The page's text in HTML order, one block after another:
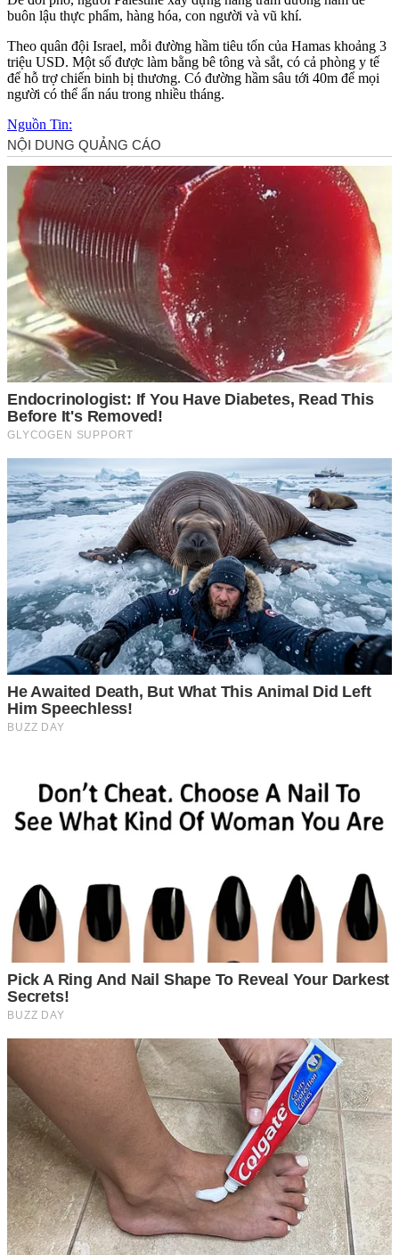
buôn lậu thực phẩm, hàng hóa, con người và vũ khí.
Theo quân đội Israel, mỗi đường hầm tiêu tốn của Hamas khoảng 3
triệu USD. Một số được làm bằng bê tông và sắt, có cả phòng y tế
để hỗ trợ chiến binh bị thương. Có đường hầm sâu tới 40m để mọi
người có thể ẩn náu trong nhiều tháng.
Nguồn Tin: